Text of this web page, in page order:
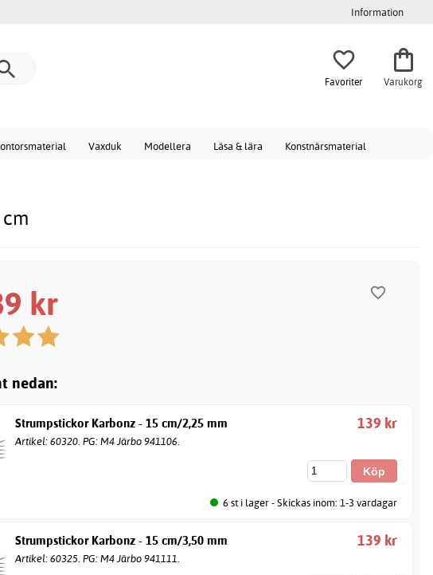
Information
Favoriter Varukorg
Vaxduk Modellera Läsa & lära Konstnärsmaterial
kr
nedan:
Strumpstickor Karbonz - 15 cm/2,25 mm
Artikel: 60320. PG: M4 Järbo 941106.
139 kr
6 st i lager - Skickas inom: 1-3 vardagar
Strumpstickor Karbonz - 15 cm/3,50 mm
Artikel: 60325. PG: M4 Järbo 941111.
139 kr